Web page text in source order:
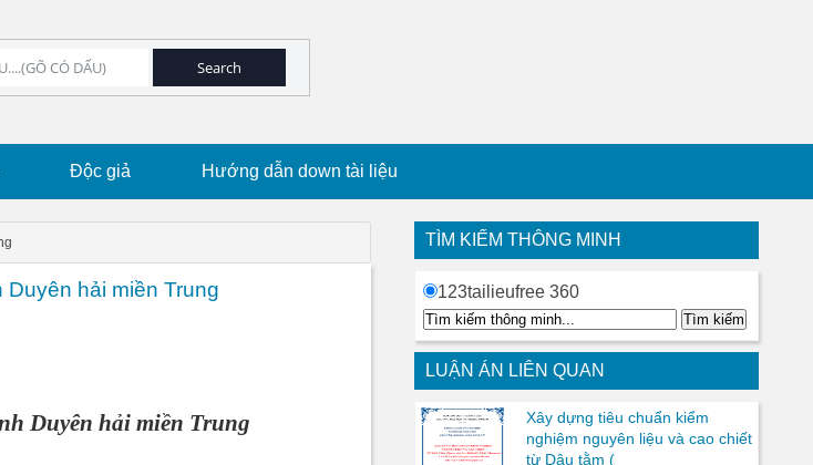
Độc giả Hướng dẫn down tài liệu
hải miền Trung
Duyên hải miền Trung
TÌM KIẾM THÔNG MINH
123tailieufree 360
LUẬN ÁN LIÊN QUAN
Xây dựng tiêu chuẩn kiểm
nghiệm nguyên liệu và cao chiết
từ Dâu tằm (